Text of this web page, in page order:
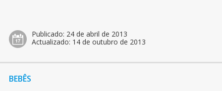
Publicado: 24 de abril de 2013
Actualizado: 14 de outubro de 2013
BEBÊS